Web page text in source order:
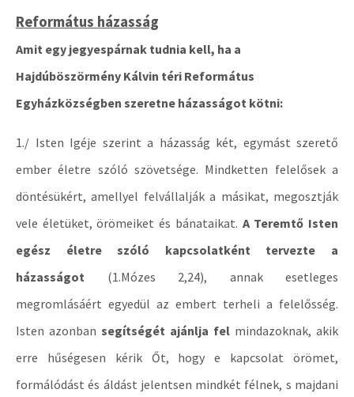
Református házasság
Amit egy jegyespárnak tudnia kell, ha a
Hajdúböszörmény Kálvin téri Református
Egyházközségben szeretne házasságot kötni:
1./ Isten Igéje szerint a házasság két, egymást szerető
ember életre szóló szövetsége. Mindketten felelősek a
döntésükért, amellyel felvállalják a másikat, megosztják
vele életüket, örömeiket és bánataikat. A Teremtő Isten
egész életre szóló kapcsolatként tervezte a
házasságot (1.Mózes 2,24), annak esetleges
megromlásáért egyedül az embert terheli a felelősség.
Isten azonban segítségét ajánlja fel mindazoknak, akik
erre hűségesen kérik Őt, hogy e kapcsolat örömet,
formálódást és áldást jelentsen mindkét félnek, s majdani